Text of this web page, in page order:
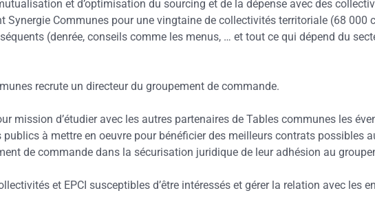
et d’optimisation du sourcing et de la dépense avec des
Communes pour une vingtaine de collectivités territoriale (68 000
(denrée, conseils comme les menus, … et tout ce qui dépend du
recrute un directeur du groupement de commande.
mission d’étudier avec les autres partenaires de Tables communes les
à mettre en oeuvre pour bénéficier des meilleurs contrats possibles
de commande dans la sécurisation juridique de leur adhésion au
et EPCI susceptibles d’être intéressés et gérer la relation avec les